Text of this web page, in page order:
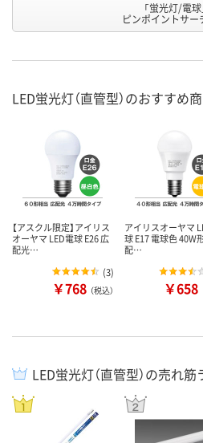
「蛍光灯/電球
ピンポイントサー
LED蛍光灯（直管型）のおすすめ
【アスクル限定】アイリス
オーヤマ LED電球 E26 広
配光…
(3)
￥768 （税込）
アイリスオーヤマ
球 E17 電球色 40W
配…
￥658
LED蛍光灯（直管型）の売れ